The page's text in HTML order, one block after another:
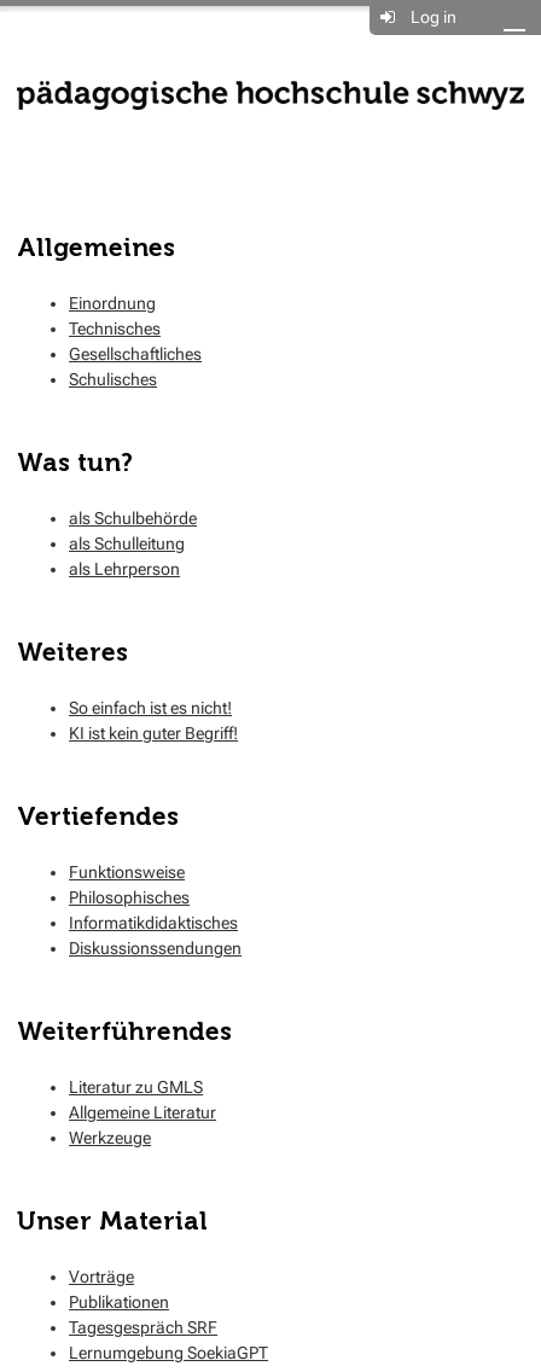
Log in
Allgemeines
Einordnung
Technisches
Gesellschaftliches
Schulisches
Was tun?
als Schulbehörde
als Schulleitung
als Lehrperson
Weiteres
So einfach ist es nicht!
KI ist kein guter Begriff!
Vertiefendes
Funktionsweise
Philosophisches
Informatikdidaktisches
Diskussionssendungen
Weiterführendes
Literatur zu GMLS
Allgemeine Literatur
Werkzeuge
Unser Material
Vorträge
Publikationen
Tagesgespräch SRF
Lernumgebung SoekiaGPT